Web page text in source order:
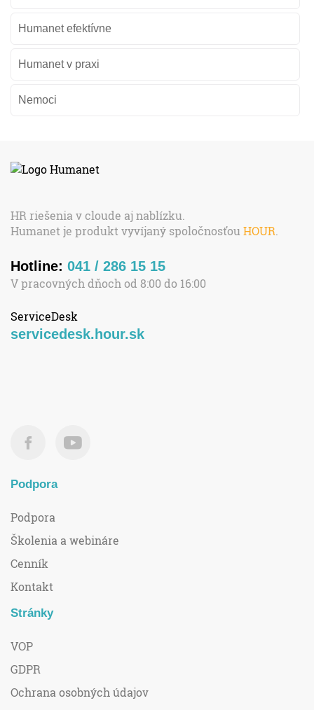
Humanet efektívne
Humanet v praxi
Nemoci
HR riešenia v cloude aj nablízku.
Humanet je produkt vyvíjaný spoločnosťou HOUR.
Hotline: 041 / 286 15 15
V pracovných dňoch od 8:00 do 16:00
ServiceDesk
servicedesk.hour.sk
Podpora
Podpora
Školenia a webináre
Cenník
Kontakt
Stránky
VOP
GDPR
Ochrana osobných údajov